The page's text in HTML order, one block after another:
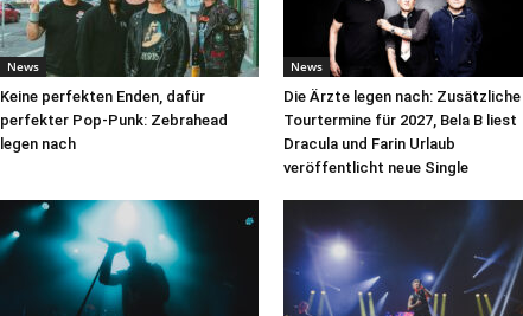
News
Keine perfekten Enden, dafür
perfekter Pop-Punk: Zebrahead
legen nach
News
Die Ärzte legen nach: Zusätzliche
Tourtermine für 2027, Bela B liest
Dracula und Farin Urlaub
veröffentlicht neue Single